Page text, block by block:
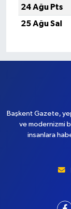
24 Ağu Pts
25 Ağu Sal
Başkent Gazete,
ve modernizmi
insanlara